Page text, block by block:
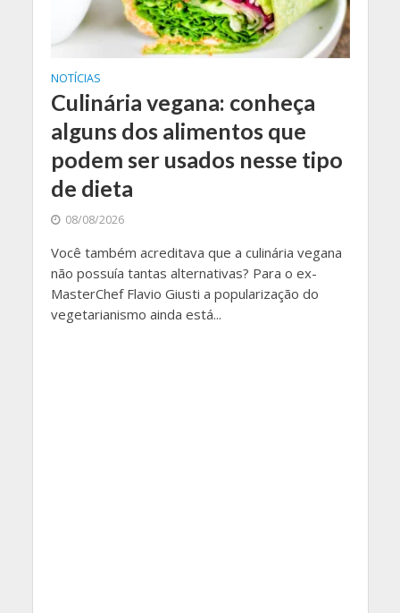
NOTÍCIAS
Culinária vegana: conheça
alguns dos alimentos que
podem ser usados nesse tipo
de dieta
08/08/2026
Você também acreditava que a culinária vegana
não possuía tantas alternativas? Para o ex-
MasterChef Flavio Giusti a popularização do
vegetarianismo ainda está...